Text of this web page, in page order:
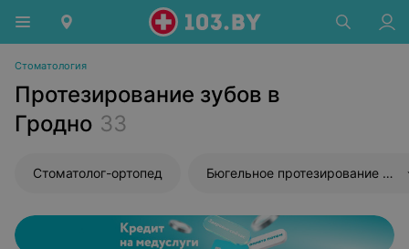
Стоматология
Протезирование зубов в
Гродно 33
Стоматолог-ортопед Бюгельное протезирование зубов